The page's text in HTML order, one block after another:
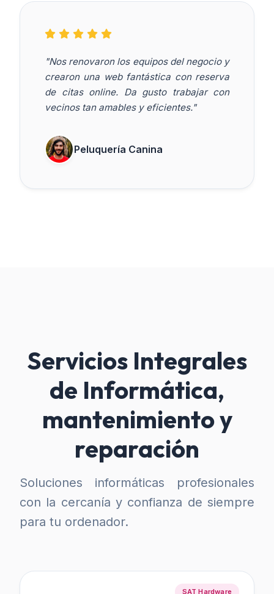
"Nos renovaron los equipos del negocio y
crearon una web fantástica con reserva
de citas online. Da gusto trabajar con
vecinos tan amables y eficientes."
Peluquería Canina
Servicios Integrales
de Informática,
mantenimiento y
reparación
Soluciones informáticas profesionales
con la cercanía y confianza de siempre
para tu ordenador.
SAT Hardware